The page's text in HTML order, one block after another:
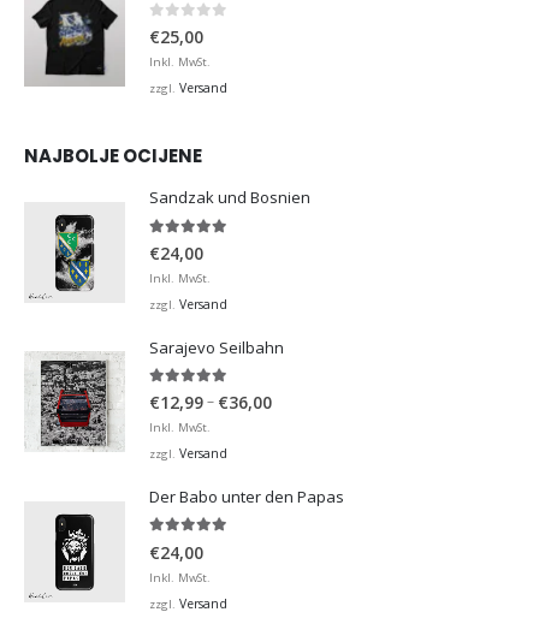
0 von 5
€25,00
Inkl. MwSt.
zzgl. Versand
NAJBOLJE OCIJENE
Sandzak und Bosnien
€24,00
Inkl. MwSt.
zzgl. Versand
Sarajevo Seilbahn
5.00von 5
€12,99– €36,00Preisspanne:
Inkl. MwSt.
zzgl. Versand
Der Babo unter den Papas
€24,00
Inkl. MwSt.
zzgl. Versand